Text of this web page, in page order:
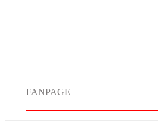
FANPAGE